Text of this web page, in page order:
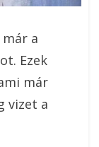
a
Ezek
már
vizet a